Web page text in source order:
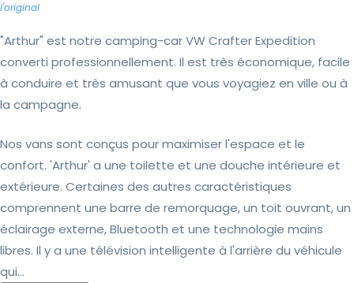
l'original
"Arthur" est notre camping-car VW Crafter Expedition
converti professionnellement. Il est très économique, facile
à conduire et très amusant que vous voyagiez en ville ou à
la campagne.
Nos vans sont conçus pour maximiser l'espace et le
confort. 'Arthur' a une toilette et une douche intérieure et
extérieure. Certaines des autres caractéristiques
comprennent une barre de remorquage, un toit ouvrant, un
éclairage externe, Bluetooth et une technologie mains
libres. Il y a une télévision intelligente à l'arrière du véhicule
qui...